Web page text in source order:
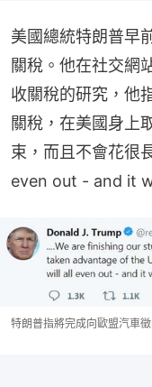
美國總統特朗普早
關稅。他在社交網
收關稅的研究，他
關稅，在美國身上
束，而且不會花很
even out - and it
特朗普指將完成向歐盟汽車